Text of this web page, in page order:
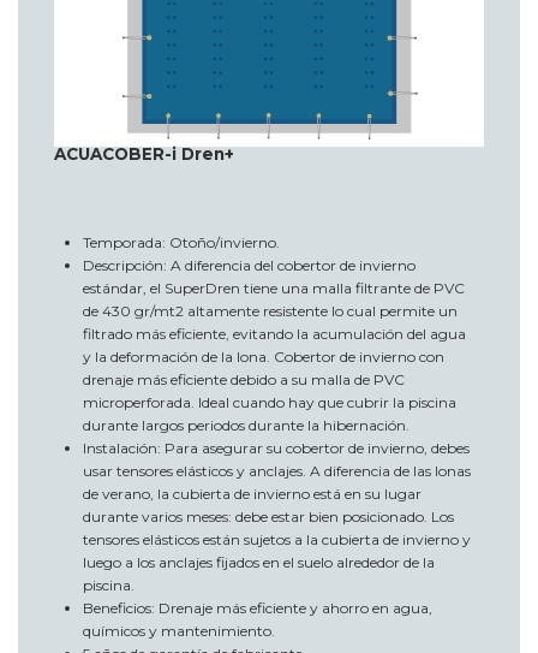
ACUACOBER-i Dren+
Temporada: Otoño/invierno.
Descripción: A diferencia del cobertor de invierno
estándar, el SuperDren tiene una malla filtrante de PVC
de 430 gr/mt2 altamente resistente lo cual permite un
filtrado más eficiente, evitando la acumulación del agua
y la deformación de la lona. Cobertor de invierno con
drenaje más eficiente debido a su malla de PVC
microperforada. Ideal cuando hay que cubrir la piscina
durante largos periodos durante la hibernación.
Instalación: Para asegurar su cobertor de invierno, debes
usar tensores elásticos y anclajes. A diferencia de las lonas
de verano, la cubierta de invierno está en su lugar
durante varios meses: debe estar bien posicionado. Los
tensores elásticos están sujetos a la cubierta de invierno y
luego a los anclajes fijados en el suelo alrededor de la
piscina.
Beneficios: Drenaje más eficiente y ahorro en agua,
químicos y mantenimiento.